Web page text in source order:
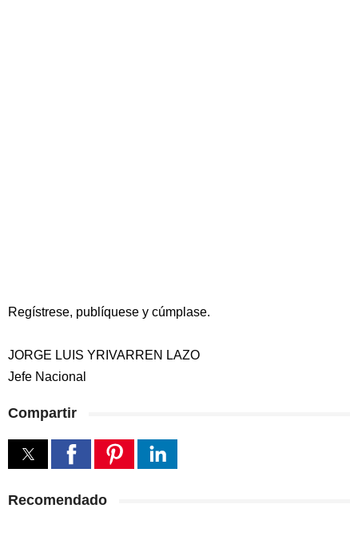
Regístrese, publíquese y cúmplase.
JORGE LUIS YRIVARREN LAZO
Jefe Nacional
Compartir
Recomendado